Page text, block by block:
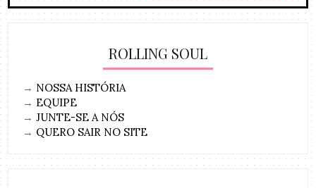
ROLLING SOUL
→ NOSSA HISTÓRIA
→ EQUIPE
→JUNTE-SE A NÓS
→ QUERO SAIR NO SITE